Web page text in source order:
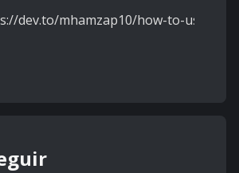
dev.to/mhamzap10/how-to-use-